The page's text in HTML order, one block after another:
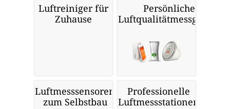
Luftreiniger für
Zuhause
Persönliche
Luftqualitätmessgeräte
Luftmesssensoren
zum Selbstbau
Professionelle
Luftmessstationen